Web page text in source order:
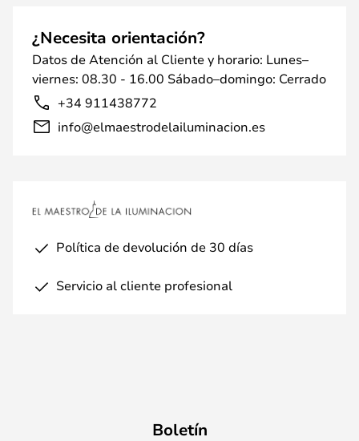
¿Necesita orientación?
Datos de Atención al Cliente y horario: Lunes–
viernes: 08.30 - 16.00 Sábado–domingo: Cerrado
+34 911438772
info@elmaestrodelailuminacion.es
Política de devolución de 30 días
Servicio al cliente profesional
Boletín